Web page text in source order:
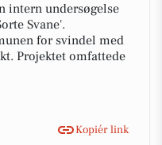
intern undersøgelse
Svane'.
for svindel med
Projektet omfattede
Kopiér link